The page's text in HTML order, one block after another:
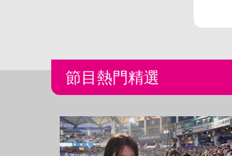
節目熱門精選